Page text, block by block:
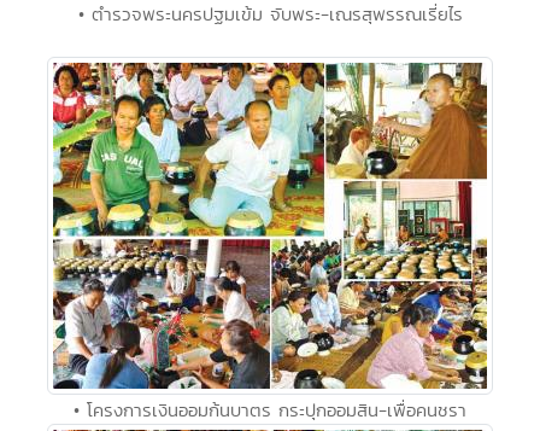
• ตำรวจพระนครปฐมเข้ม จับพระ-เณรสุพรรณเรี่ยไร
• โครงการเงินออมก้นบาตร กระปุกออมสิน-เพื่อคนชรา